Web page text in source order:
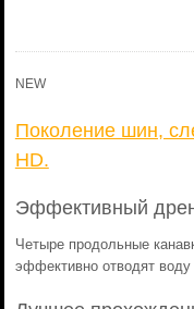
NEW
Поколение шин,
HD.
Эффективный
Четыре продольные
эффективно отводят воду